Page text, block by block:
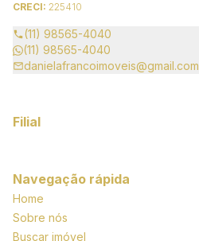
CRECI: 225410
(11) 98565-4040
(11) 98565-4040
danielafrancoimoveis@gmail.com
Filial
Navegação rápida
Home
Sobre nós
Buscar imóvel